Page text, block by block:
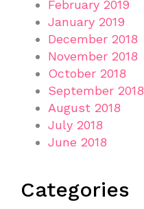
February 2019
January 2019
December 2018
November 2018
October 2018
September 2018
August 2018
July 2018
June 2018
Categories